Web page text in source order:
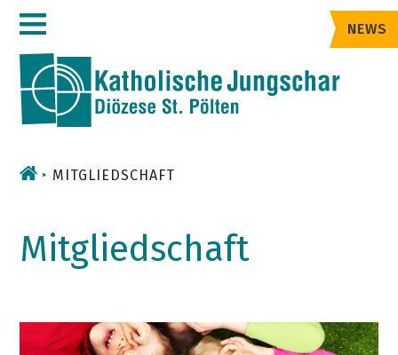
Zum
Inhalt
NEWS
MITGLIEDSCHAFT
Mitgliedschaft